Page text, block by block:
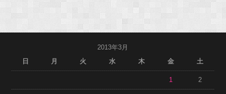
2013年3月
日
月 火 水 木 金 土
1 2